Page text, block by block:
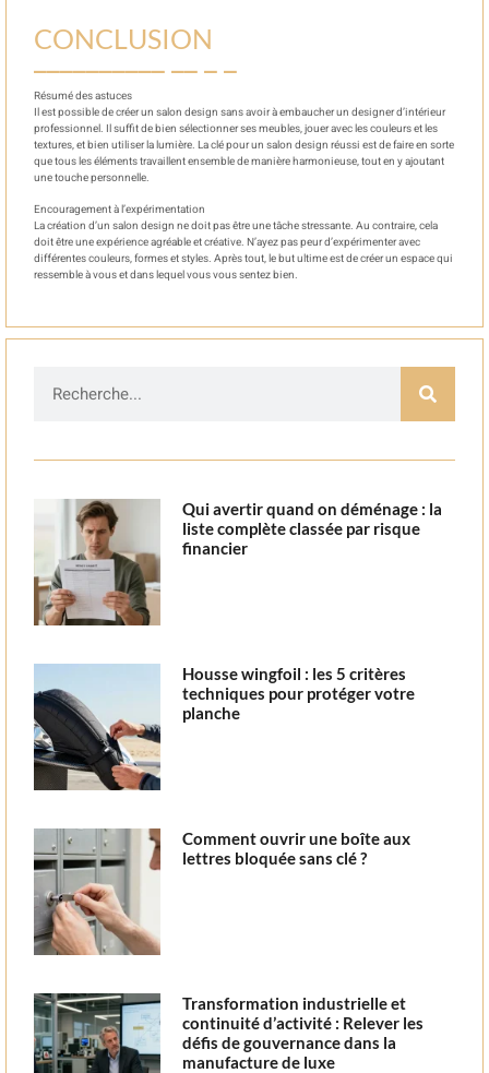
CONCLUSION
Résumé des astuces
Il est possible de créer un salon design sans avoir à embaucher un designer d’intérieur
professionnel. Il suffit de bien sélectionner ses meubles, jouer avec les couleurs et les
textures, et bien utiliser la lumière. La clé pour un salon design réussi est de faire en sorte
que tous les éléments travaillent ensemble de manière harmonieuse, tout en y ajoutant
une touche personnelle.
Encouragement à l’expérimentation
La création d’un salon design ne doit pas être une tâche stressante. Au contraire, cela
doit être une expérience agréable et créative. N’ayez pas peur d’expérimenter avec
différentes couleurs, formes et styles. Après tout, le but ultime est de créer un espace qui
ressemble à vous et dans lequel vous vous sentez bien.
Qui avertir quand on déménage : la
liste complète classée par risque
financier
Housse wingfoil : les 5 critères
techniques pour protéger votre
planche
Comment ouvrir une boîte aux
lettres bloquée sans clé ?
Transformation industrielle et
continuité d’activité : Relever les
défis de gouvernance dans la
manufacture de luxe